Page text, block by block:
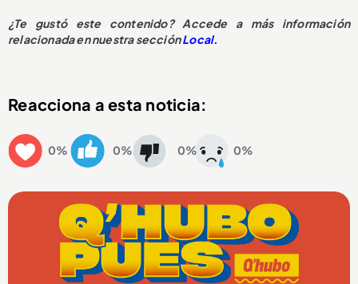
¿Te gustó este contenido? Accede a más información
relacionada en nuestra secciónLocal.
Reacciona a esta noticia:
0% 0% 0% 0%